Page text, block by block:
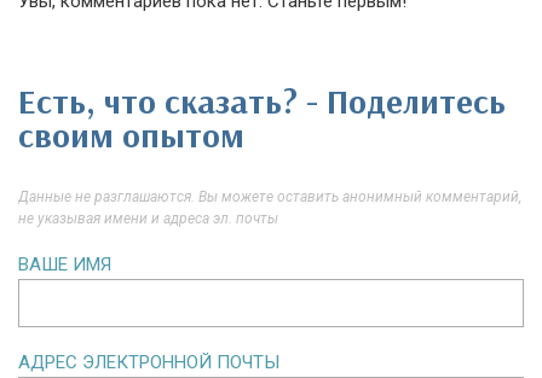
Есть, что сказать? - Поделитесь
своим опытом
Данные не разглашаются. Вы можете оставить анонимный комментарий,
не указывая имени и адреса эл. почты
ВАШЕ ИМЯ
АДРЕС ЭЛЕКТРОННОЙ ПОЧТЫ